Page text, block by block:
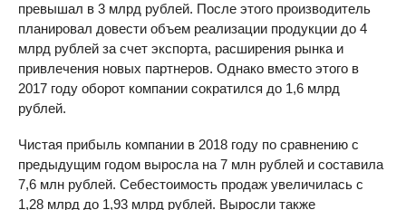
превышал в 3 млрд рублей. После этого производитель
планировал довести объем реализации продукции до 4
млрд рублей за счет экспорта, расширения рынка и
привлечения новых партнеров. Однако вместо этого в
2017 году оборот компании сократился до 1,6 млрд
рублей.
Чистая прибыль компании в 2018 году по сравнению с
предыдущим годом выросла на 7 млн рублей и составила
7,6 млн рублей. Себестоимость продаж увеличилась с
1,28 млрд до 1,93 млрд рублей. Выросли также